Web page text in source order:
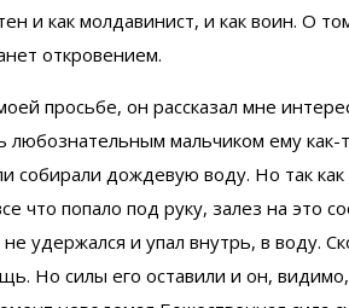
и как молдавинист, и как воин. О
откровением.
просьбе, он рассказал мне
мальчиком ему как-
собирали дождевую воду. Но так как
что попало под руку, залез на это
удержался и упал внутрь, в воду.
Но силы его оставили и он,